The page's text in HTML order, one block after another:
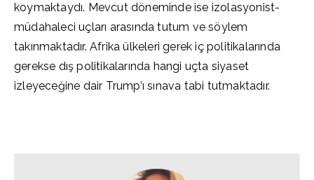
koymaktaydı. Mevcut döneminde ise izolasyonist-
müdahaleci uçları arasında tutum ve söylem
takınmaktadır. Afrika ülkeleri gerek iç politikalarında
gerekse dış politikalarında hangi uçta siyaset
izleyeceğine dair Trump’ı sınava tabi tutmaktadır.